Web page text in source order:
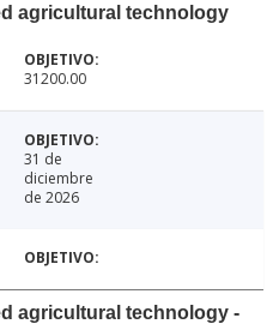
agricultural technology
31200.00
31 de
diciembre
de 2026
agricultural technology -